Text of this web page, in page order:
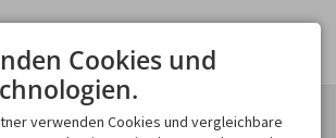
GESCHÄFTSBEREICHE
Cookies und
verwenden Cookies und vergleichbare